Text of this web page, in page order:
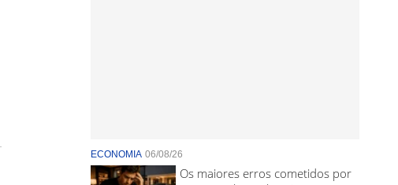
ECONOMIA 06/08/26
Os maiores erros cometidos por